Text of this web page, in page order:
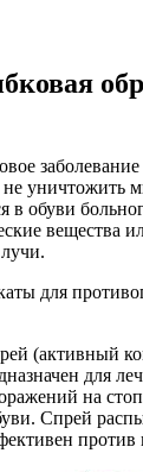
не уничтожить
в обуви
вещества
для
(активный
для
на
Спрей
против